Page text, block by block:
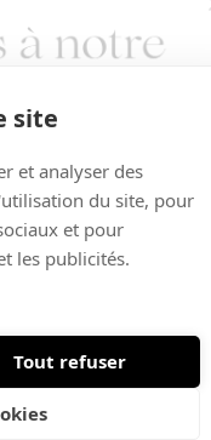
site
et analyser des
du site, pour
et pour
les publicités.
Tout refuser
...